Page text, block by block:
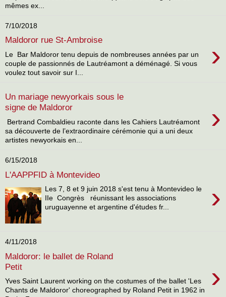
mêmes ex...
7/10/2018
Maldoror rue St-Ambroise ›
Le Bar Maldoror tenu depuis de nombreuses années par un
couple de passionnés de Lautréamont a déménagé. Si vous
voulez tout savoir sur I...
Un mariage newyorkais sous le
signe de Maldoror
›
Bertrand Combaldieu raconte dans les Cahiers Lautréamont
sa découverte de l’extraordinaire cérémonie qui a uni deux
artistes newyorkais en...
6/15/2018
L'AAPPFID à Montevideo
›
Les 7, 8 et 9 juin 2018 s'est tenu à Montevideo le
IIe Congrès réunissant les associations
uruguayenne et argentine d'études fr...
4/11/2018
Maldoror: le ballet de Roland
Petit
›
Yves Saint Laurent working on the costumes of the ballet 'Les
Chants de Maldoror' choreographed by Roland Petit in 1962 in